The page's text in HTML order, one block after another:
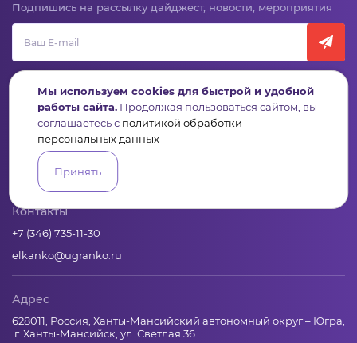
Подпишись на рассылку дайджест, новости, мероприятия
ПульсКонкурсыОрганизации
АналитикаБаза знаний
Контакты
+7 (346) 735-11-30
elkanko@ugranko.ru
Адрес
628011, Россия, Ханты-Мансийский автономный округ – Югра,
г. Ханты-Мансийск, ул. Светлая 36
Мы используем cookies для быстрой и удобной
работы сайта. Продолжая пользоваться сайтом, вы
соглашаетесь с политикой обработки
персональных данных
Принять